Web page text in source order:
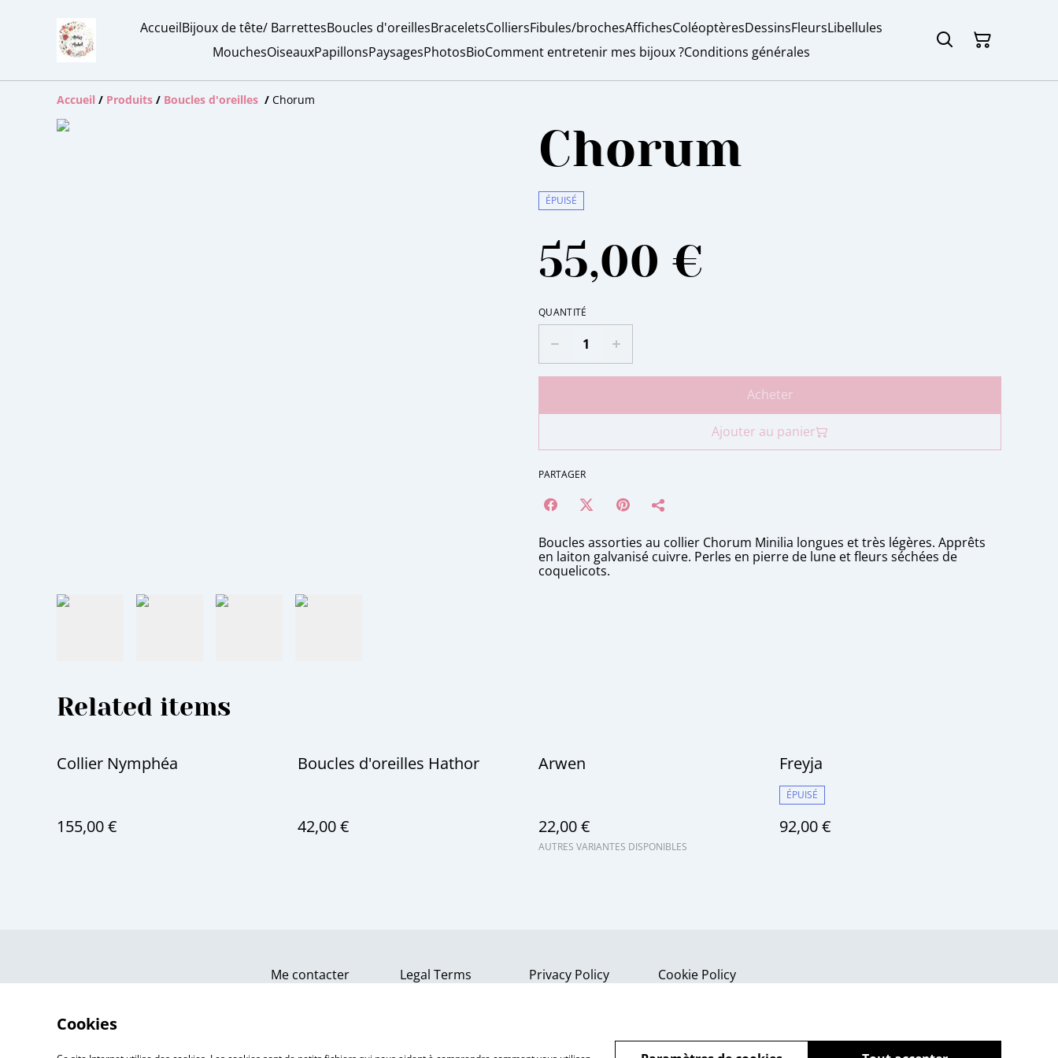
AccueilBijoux de tête/ BarrettesBoucles d'oreillesBraceletsColliersFibules/brochesAffichesColéoptèresDessinsFleursLibellules
MouchesOiseauxPapillonsPaysagesPhotosBioComment entretenir mes bijoux ?Conditions générales
Accueil / Produits / Boucles d'oreilles / Chorum
Chorum
ÉPUISÉ
55,00 €
QUANTITÉ
Acheter
Ajouter au panier
PARTAGER
Boucles assorties au collier Chorum Minilia longues et très légères. Apprêts
en laiton galvanisé cuivre. Perles en pierre de lune et fleurs séchées de
coquelicots.
Related items
Collier Nymphéa
155,00 €
Boucles d'oreilles Hathor
42,00 €
Arwen
22,00 €
AUTRES VARIANTES DISPONIBLES
Freyja
ÉPUISÉ
92,00 €
Me contacter Legal Terms Privacy Policy Cookie Policy
Cookies